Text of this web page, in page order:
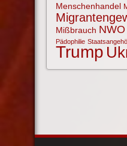
Menschenhandel
Mißbrauch NWO
Pädophilie
Trump